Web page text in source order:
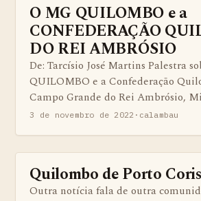
BENS QUILOMBOLAS MATERIAS E
O MG QUILOMBO e a
CONFEDERAÇÃO
DO REI AMBRÓSIO
De: Tarcísio José Martins Palestra
QUILOMBO e a Confederação
Campo Grande do Rei Ambrósio,
3 de novembro de 2022 · calambau
BENS QUILOMBOLAS MATERIAS E
Quilombo de Porto Coris
Outra notícia fala de outra